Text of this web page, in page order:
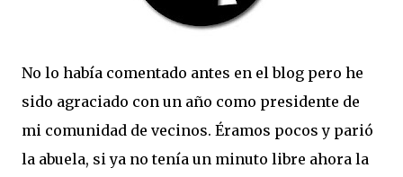
No lo había comentado antes en el blog pero he
sido agraciado con un año como presidente de
mi comunidad de vecinos. Éramos pocos y parió
la abuela, si ya no tenía un minuto libre ahora la